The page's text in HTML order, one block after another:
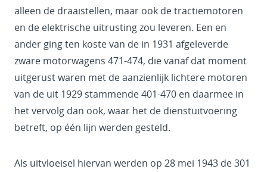
alleen de draaistellen, maar ook de tractiemotoren
en de elektrische uitrusting zou leveren. Een en
ander ging ten koste van de in 1931 afgeleverde
zware motorwagens 471-474, die vanaf dat moment
uitgerust waren met de aanzienlijk lichtere motoren
van de uit 1929 stammende 401-470 en daarmee in
het vervolg dan ook, waar het de dienstuitvoering
betreft, op één lijn werden gesteld.
Als uitvloeisel hiervan werden op 28 mei 1943 de 301